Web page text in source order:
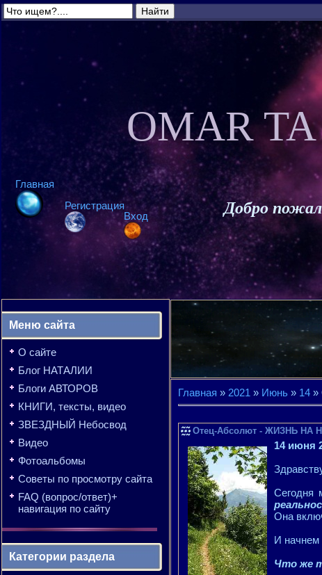
Главная
Регистрация
Вход
OMAR
Добро
Меню сайта
О сайте
Блог НАТАЛИИ
Блоги АВТОРОВ
КНИГИ, тексты, видео
ЗВЕЗДНЫЙ Небосвод
Видео
Фотоальбомы
Советы по просмотру сайта
FAQ (вопрос/ответ)+
навигация по сайту
Категории раздела
Главная » 2021 » Июнь » 14 »
Отец-Абсолют - ЖИЗНЬ НА
14 июня
Сегодня
Она
И начнем
Что же